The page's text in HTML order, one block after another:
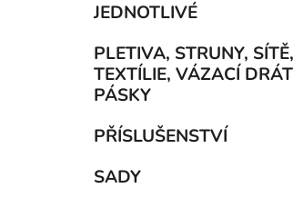
JEDNOTLIVÉ
PLETIVA, STRUNY, SÍTĚ,
TEXTÍLIE, VÁZACÍ
PÁSKY
PŘÍSLUŠENSTVÍ
SADY